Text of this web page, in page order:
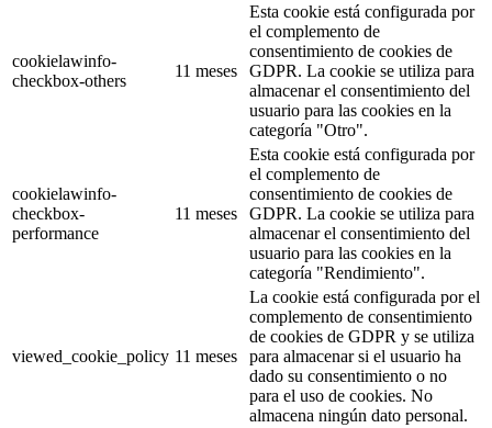
cookielawinfo-
checkbox-others
11 meses
Esta cookie está configurada por
el complemento de
consentimiento de cookies de
GDPR. La cookie se utiliza para
almacenar el consentimiento del
usuario para las cookies en la
categoría "Otro".
cookielawinfo-
checkbox-
performance
11 meses
Esta cookie está configurada por
el complemento de
consentimiento de cookies de
GDPR. La cookie se utiliza para
almacenar el consentimiento del
usuario para las cookies en la
categoría "Rendimiento".
viewed_cookie_policy 11 meses
La cookie está configurada por el
complemento de consentimiento
de cookies de GDPR y se utiliza
para almacenar si el usuario ha
dado su consentimiento o no
para el uso de cookies. No
almacena ningún dato personal.